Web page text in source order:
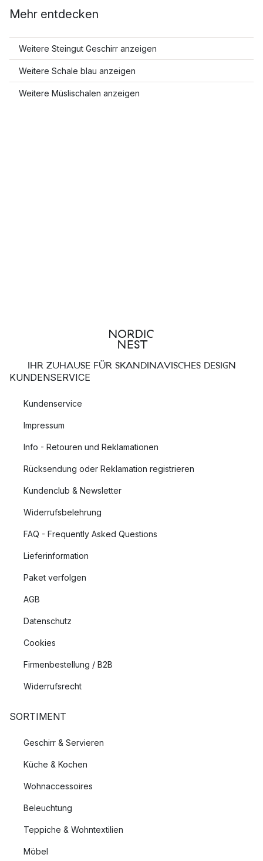
Mehr entdecken
Weitere Steingut Geschirr anzeigen
Weitere Schale blau anzeigen
Weitere Müslischalen anzeigen
IHR ZUHAUSE FÜR SKANDINAVISCHES DESIGN
KUNDENSERVICE
Kundenservice
Impressum
Info - Retouren und Reklamationen
Rücksendung oder Reklamation registrieren
Kundenclub & Newsletter
Widerrufsbelehrung
FAQ - Frequently Asked Questions
Lieferinformation
Paket verfolgen
AGB
Datenschutz
Cookies
Firmenbestellung / B2B
Widerrufsrecht
SORTIMENT
Geschirr & Servieren
Küche & Kochen
Wohnaccessoires
Beleuchtung
Teppiche & Wohntextilien
Möbel